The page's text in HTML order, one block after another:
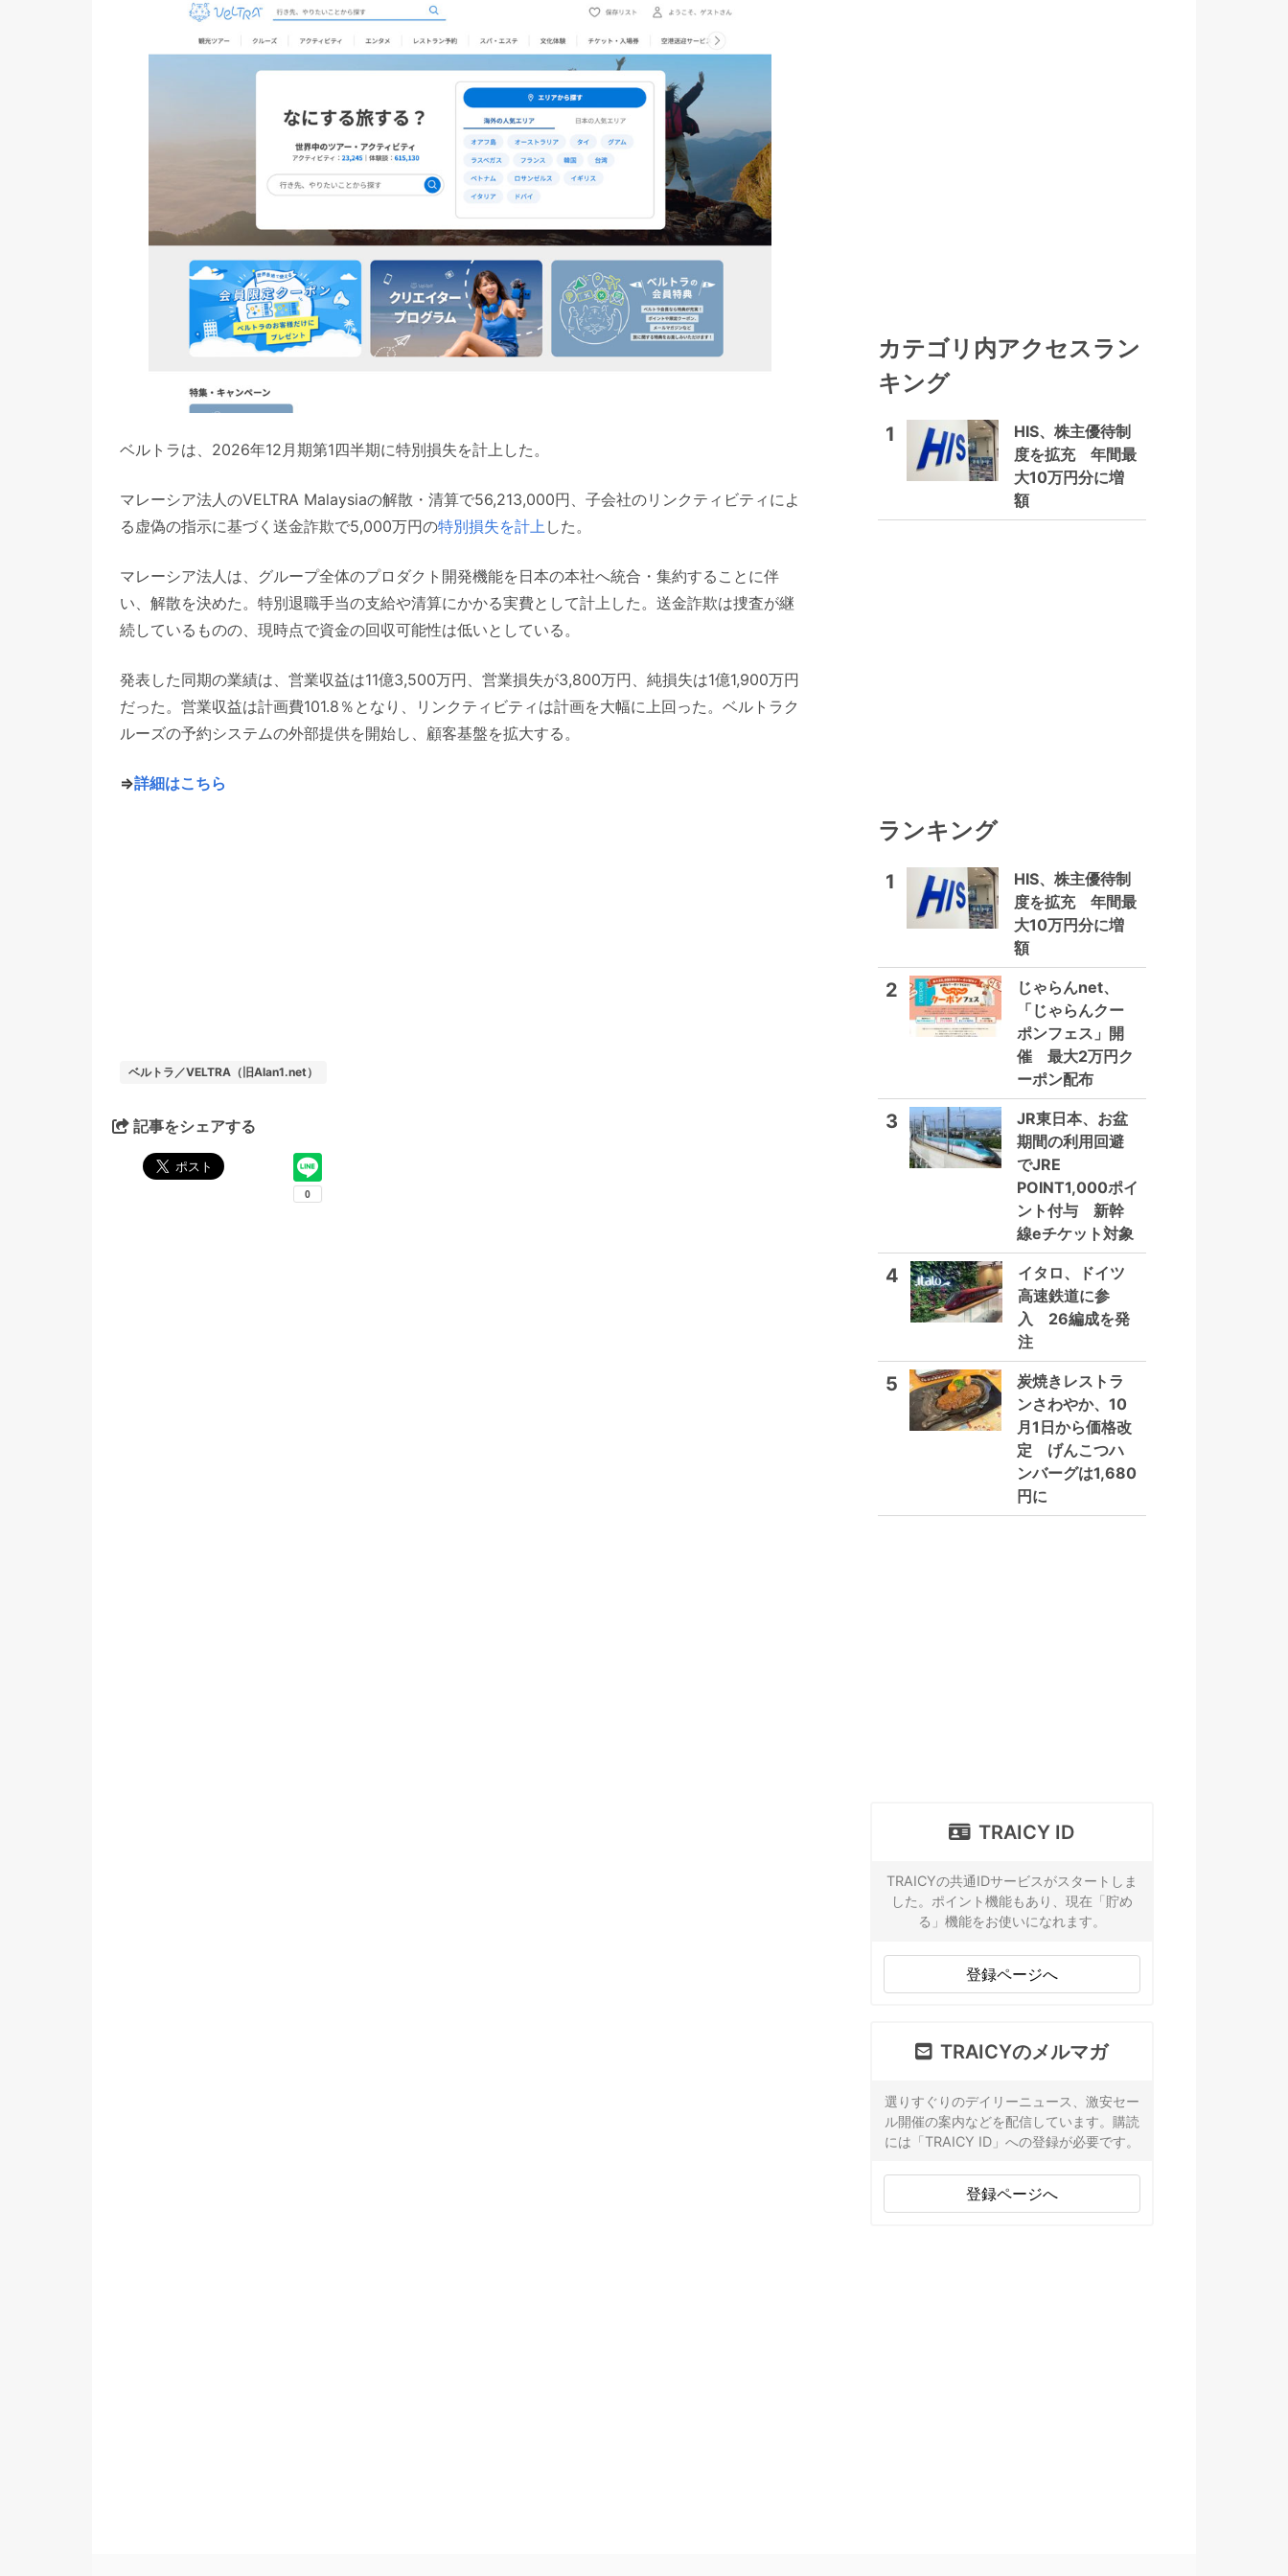
ベルトラは、2026年12月期第1四半期に特別損失を計上した。
マレーシア法人のVELTRA Malaysiaの解散・清算で56,213,000円、子会社のリンクティビティによ
る虚偽の指示に基づく送金詐欺で5,000万円の特別損失を計上 した。
マレーシア法人は、グループ全体のプロダクト開発機能を日本の本社へ統合・集約することに伴
い、解散を決めた。特別退職手当の支給や清算にかかる実費として計上した。送金詐欺は捜査が継
続しているものの、現時点で資金の回収可能性は低いとしている。
発表した同期の業績は、営業収益は11億3,500万円、営業損失が3,800万円、純損失は1億1,900万円
だった。営業収益は計画費101.8％となり、リンクティビティは計画を大幅に上回った。ベルトラク
ルーズの予約システムの外部提供を開始し、顧客基盤を拡大する。
⇒詳細はこちら
ベルトラ／VELTRA（旧Alan1.net）
記事をシェアする
カテゴリ内アクセスラン
キング
1
HIS、株主優待制
度を拡充 年間最
大10万円分に増
額
ランキング
1
HIS、株主優待制
度を拡充 年間最
大10万円分に増
額
2
じゃらんnet、
「じゃらんクー
ポンフェス」開
催 最大2万円ク
ーポン配布
3
JR東日本、お盆
期間の利用回避
でJRE
POINT1,000ポイ
ント付与 新幹
線eチケット対象
4
イタロ、ドイツ
高速鉄道に参
入 26編成を発
注
5
炭焼きレストラ
ンさわやか、10
月1日から価格改
定 げんこつハ
ンバーグは1,680
円に
TRAICY ID
TRAICYの共通IDサービスがスタートしま
した。ポイント機能もあり、現在「貯め
る」機能をお使いになれます。
登録ページへ
TRAICYのメルマガ
選りすぐりのデイリーニュース、激安セー
ル開催の案内などを配信しています。購読
には「TRAICY ID」への登録が必要です。
登録ページへ